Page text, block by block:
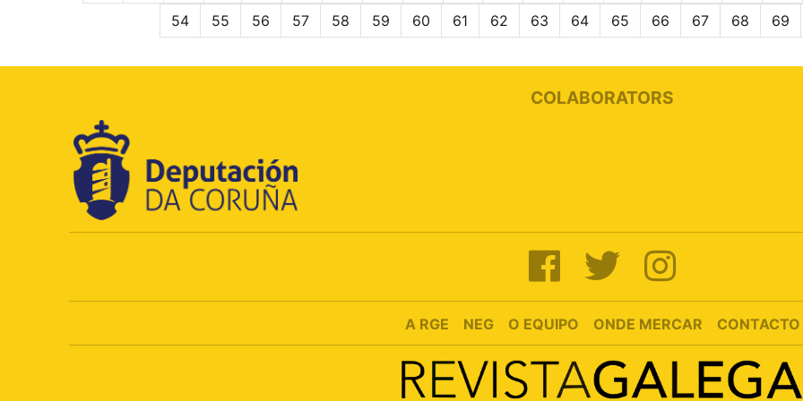
54
55 56 57 58 59 60 61 62 63 64 65 66 67 68 69
COLABORATORS
A RGE NEG O EQUIPO ONDE MERCAR CONTACTO